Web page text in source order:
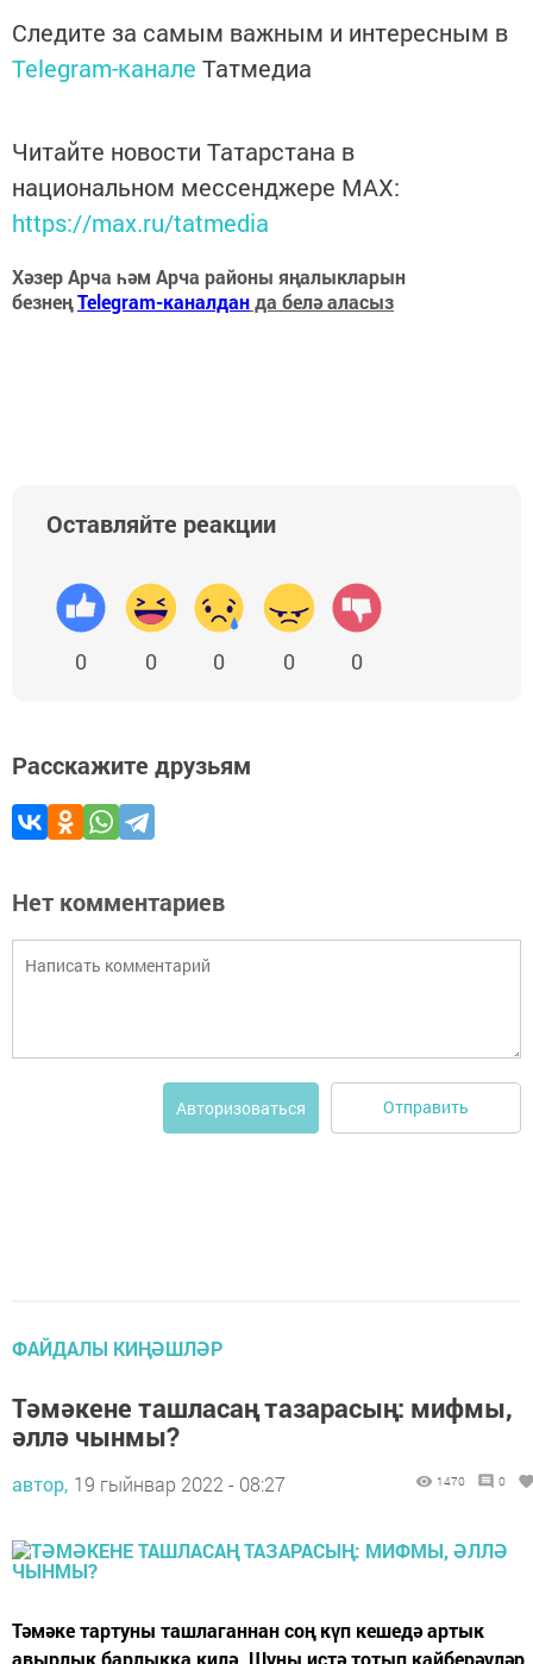
Следите за самым важным и интересным в
Telegram-канале Татмедиа
Читайте новости Татарстана в
национальном мессенджере MАХ:
https://max.ru/tatmedia
Хәзер Арча һәм Арча районы яңалыкларын
безнеңTelegram-каналданда белә аласыз
Оставляйте реакции
0 0 0 0 0
Расскажите друзьям
Нет комментариев
Авторизоваться Отправить
ФАЙДАЛЫ КИҢӘШЛӘР
Тәмәкене ташласаң тазарасың: мифмы,
әллә чынмы?
автор, 19 гыйнвар 2022 - 08:27 1470 0
Тәмәке тартуны ташлаганнан соң күп кешедә артык
авырлык барлыкка килә. Шуны истә тотып кайберәүләр